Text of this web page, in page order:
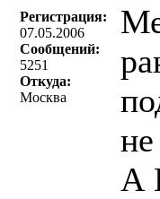
Регистрация:
07.05.2006
Сообщений:
5251
Откуда:
Москва
А